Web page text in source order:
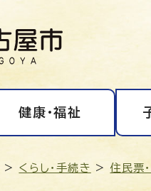
健康・福祉
> くらし・手続き >住民票